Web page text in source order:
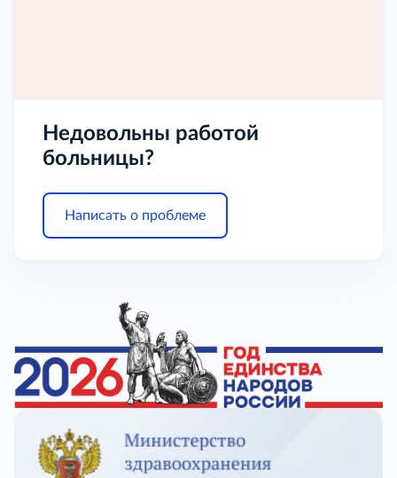
Недовольны работой
больницы?
Написать о проблеме